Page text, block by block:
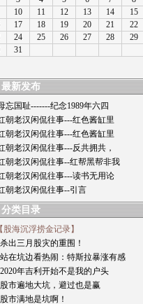
最新发布
忘国耻-------纪念1989年六四
朝老汉闲侃往事---红色酱缸里
朝老汉闲侃往事---红色酱缸里
朝老汉闲侃往事---反共拥共，
朝老汉闲侃往事--红帮黑帮非我
朝老汉闲侃往事---读书无用论
朝老汉闲侃往事--引言
分类目录
【股海沉浮捞金记录】
杀出三月股灾的重围！
站在坑边看热闹：特斯拉暴涨有感
2020年吉利开始不是我的户头
股市遍地大坑，避过也是赢
股市满地是坑啊！